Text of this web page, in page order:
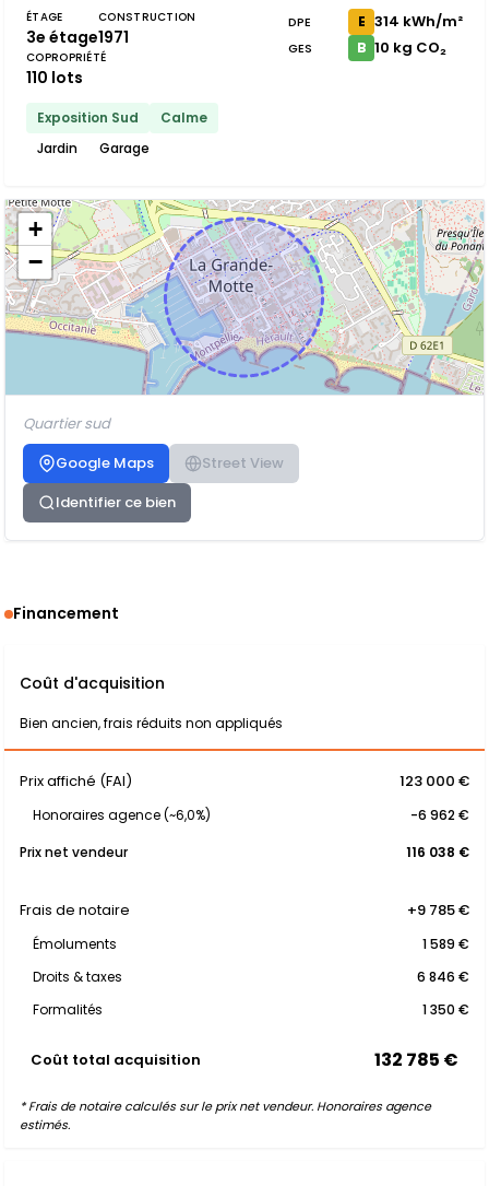
ÉTAGE
3e étage
CONSTRUCTION
1971
COPROPRIÉTÉ
110 lots
Exposition Sud
Calme
Jardin
Garage
DPE E 314 kWh/m²
GES B 10 kg CO₂
+
−
Quartier sud
Google Maps
Street View
Identifier ce bien
Financement
Coût d'acquisition
Bien ancien, frais réduits non appliqués
Prix affiché (FAI) 123 000 €
Honoraires agence (~6,0%)
-6 962 €
Prix net vendeur
116 038 €
Frais de notaire +9 785 €
Émoluments
1 589 €
Droits & taxes
6 846 €
Formalités
1 350 €
Coût total acquisition 132 785 €
* Frais de notaire calculés sur le prix net vendeur. Honoraires agence
estimés.